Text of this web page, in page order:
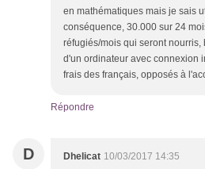
en mathématiques mais je sais
conséquence, 30.000 sur 24
réfugiés/mois qui seront
d'un ordinateur avec connexion
frais des français, opposés à
Répondre
D Dhelicat 10/03/2017 14:35